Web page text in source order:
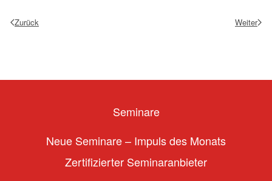
Zurück Weiter
Seminare
Neue Seminare – Impuls des Monats
Zertifizierter Seminaranbieter